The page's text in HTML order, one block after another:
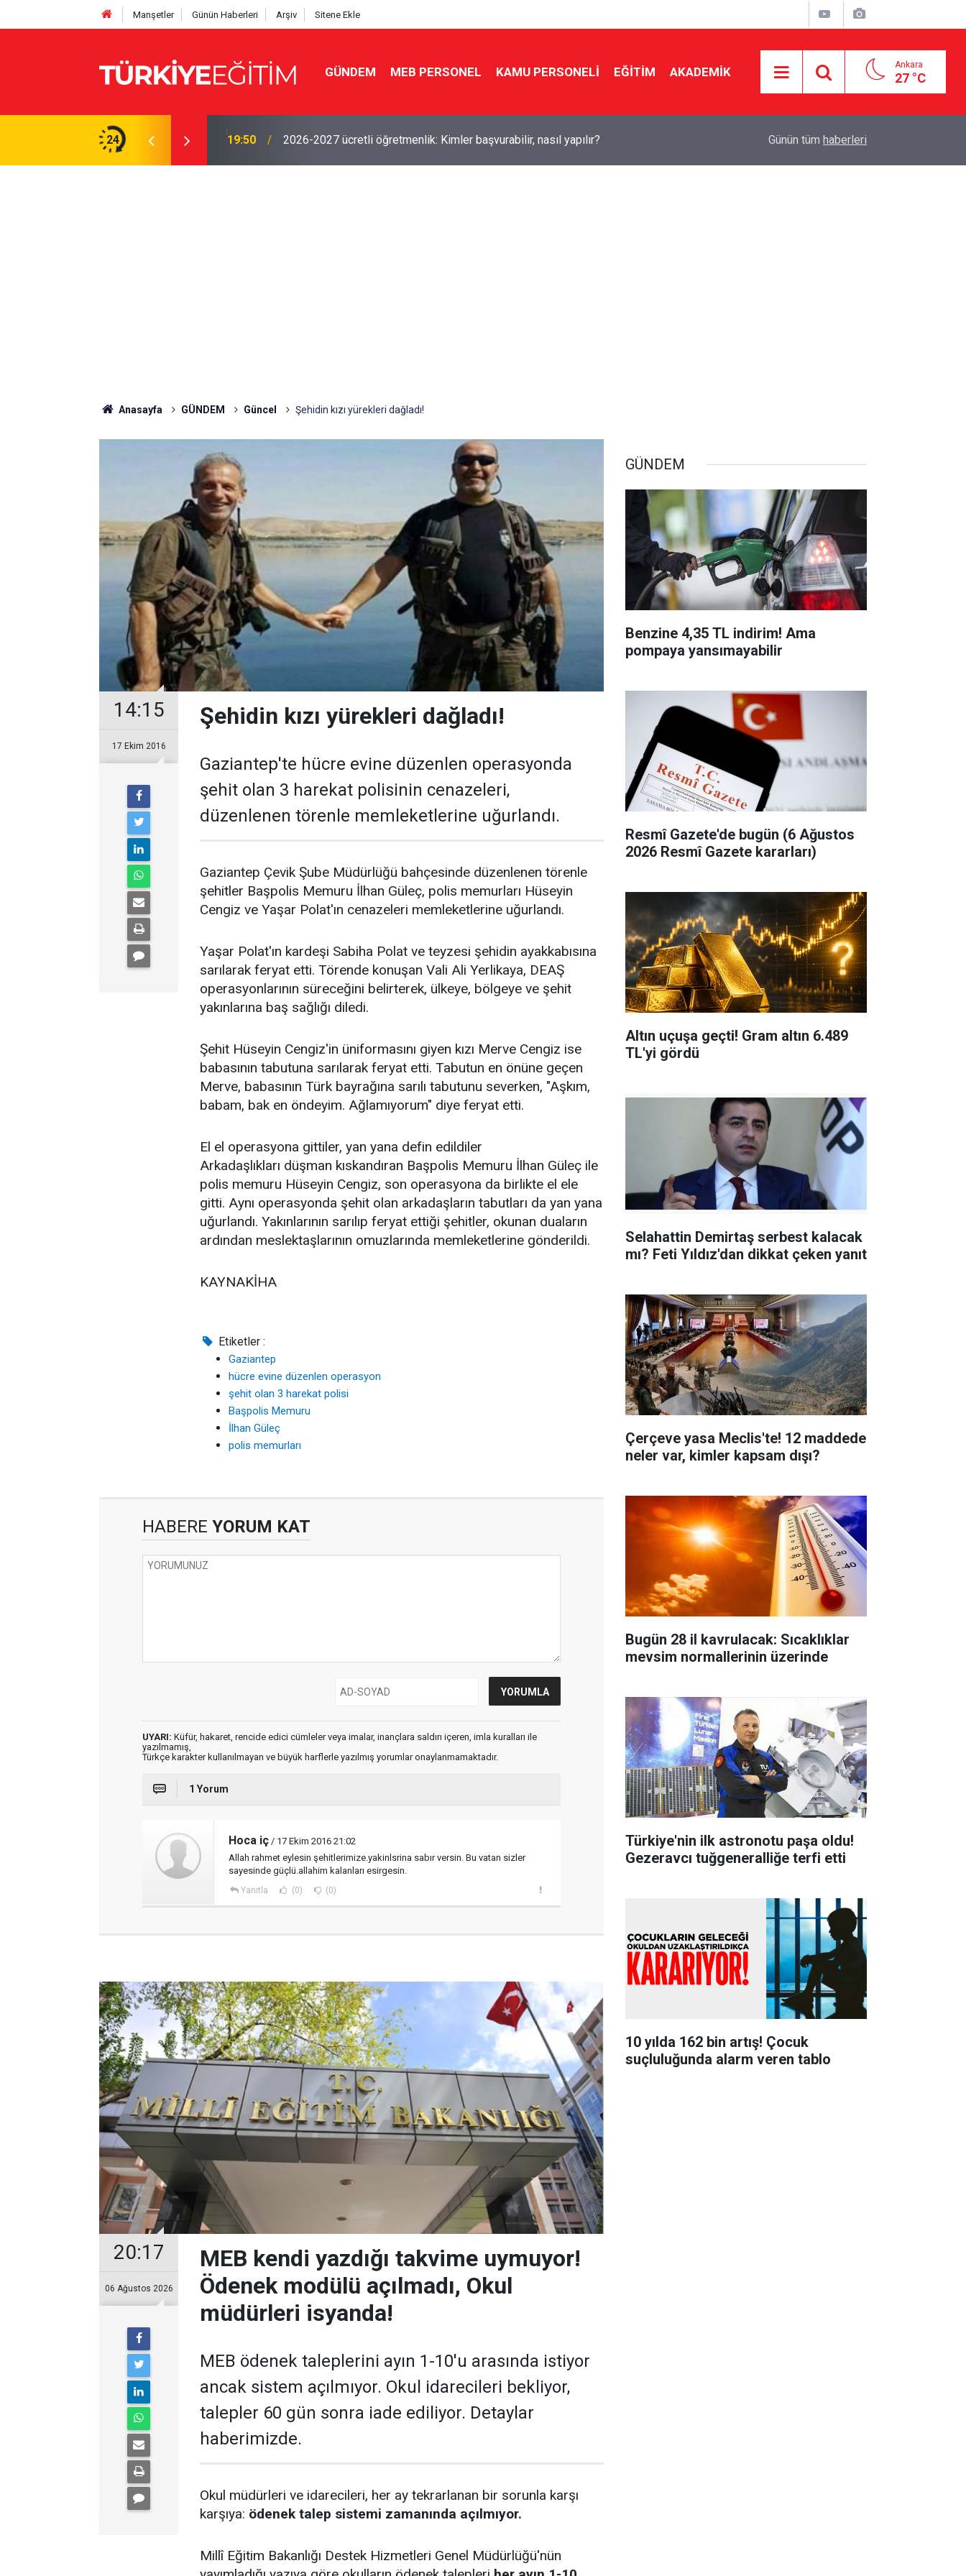
Manşetler Günün Haberleri Arşiv Sitene Ekle
GÜNDEM MEB PERSONEL KAMU PERSONELİ EĞİTİM AKADEMİK Ankara
27 °C
24
Ödenek modülü açılmadı, Okul müdürleri
19:50 2026-2027 ücretli öğretmenlik: Kimler başvurabilir, nasıl yapılır? Ücretli öğretmenlere kadro yok! Bakan Tekin
Günün tüm haberleri
Anasayfa GÜNDEM Güncel Şehidin kızı yürekleri dağladı!
14:15
17 Ekim 2016
Şehidin kızı yürekleri dağladı!
Gaziantep'te hücre evine düzenlen operasyonda
şehit olan 3 harekat polisinin cenazeleri,
düzenlenen törenle memleketlerine uğurlandı.
Gaziantep Çevik Şube Müdürlüğü bahçesinde düzenlenen törenle
şehitler Başpolis Memuru İlhan Güleç, polis memurları Hüseyin
Cengiz ve Yaşar Polat'ın cenazeleri memleketlerine uğurlandı.
Yaşar Polat'ın kardeşi Sabiha Polat ve teyzesi şehidin ayakkabısına
sarılarak feryat etti. Törende konuşan Vali Ali Yerlikaya, DEAŞ
operasyonlarının süreceğini belirterek, ülkeye, bölgeye ve şehit
yakınlarına baş sağlığı diledi.
Şehit Hüseyin Cengiz'in üniformasını giyen kızı Merve Cengiz ise
babasının tabutuna sarılarak feryat etti. Tabutun en önüne geçen
Merve, babasının Türk bayrağına sarılı tabutunu severken, "Aşkım,
babam, bak en öndeyim. Ağlamıyorum" diye feryat etti.
El el operasyona gittiler, yan yana defin edildiler
Arkadaşlıkları düşman kıskandıran Başpolis Memuru İlhan Güleç ile
polis memuru Hüseyin Cengiz, son operasyona da birlikte el ele
gitti. Aynı operasyonda şehit olan arkadaşların tabutları da yan yana
uğurlandı. Yakınlarının sarılıp feryat ettiği şehitler, okunan duaların
ardından meslektaşlarının omuzlarında memleketlerine gönderildi.
KAYNAKİHA
Etiketler :
Gaziantep
hücre evine düzenlen operasyon
şehit olan 3 harekat polisi
Başpolis Memuru
İlhan Güleç
polis memurları
HABERE YORUM KAT
UYARI: Küfür, hakaret, rencide edici cümleler veya imalar, inançlara saldırı içeren, imla kuralları ile
yazılmamış,
Türkçe karakter kullanılmayan ve büyük harflerle yazılmış yorumlar onaylanmamaktadır.
1 Yorum
Hoca iç / 17 Ekim 2016 21:02
Allah rahmet eylesin şehitlerimize.yakinlsrina sabır versin. Bu vatan sizler
sayesinde güçlü.allahim kalanları esirgesin.
Yanıtla (0) (0)
20:17
06 Ağustos 2026
MEB kendi yazdığı takvime uymuyor!
Ödenek modülü açılmadı, Okul
müdürleri isyanda!
MEB ödenek taleplerini ayın 1-10'u arasında istiyor
ancak sistem açılmıyor. Okul idarecileri bekliyor,
talepler 60 gün sonra iade ediliyor. Detaylar
haberimizde.
Okul müdürleri ve idarecileri, her ay tekrarlanan bir sorunla karşı
karşıya: ödenek talep sistemi zamanında açılmıyor.
Millî Eğitim Bakanlığı Destek Hizmetleri Genel Müdürlüğü'nün
GÜNDEM
Benzine 4,35 TL indirim! Ama
pompaya yansımayabilir
Resmî Gazete'de bugün (6 Ağustos
2026 Resmî Gazete kararları)
Altın uçuşa geçti! Gram altın 6.489
TL'yi gördü
Selahattin Demirtaş serbest kalacak
mı? Feti Yıldız'dan dikkat çeken yanıt
Çerçeve yasa Meclis'te! 12 maddede
neler var, kimler kapsam dışı?
Bugün 28 il kavrulacak: Sıcaklıklar
mevsim normallerinin üzerinde
Türkiye'nin ilk astronotu paşa oldu!
Gezeravcı tuğgeneralliğe terfi etti
10 yılda 162 bin artış! Çocuk
suçluluğunda alarm veren tablo